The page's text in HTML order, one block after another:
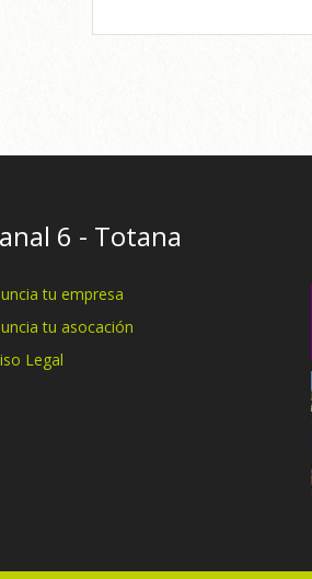
6 - Totana
tu empresa
tu asocación
Legal